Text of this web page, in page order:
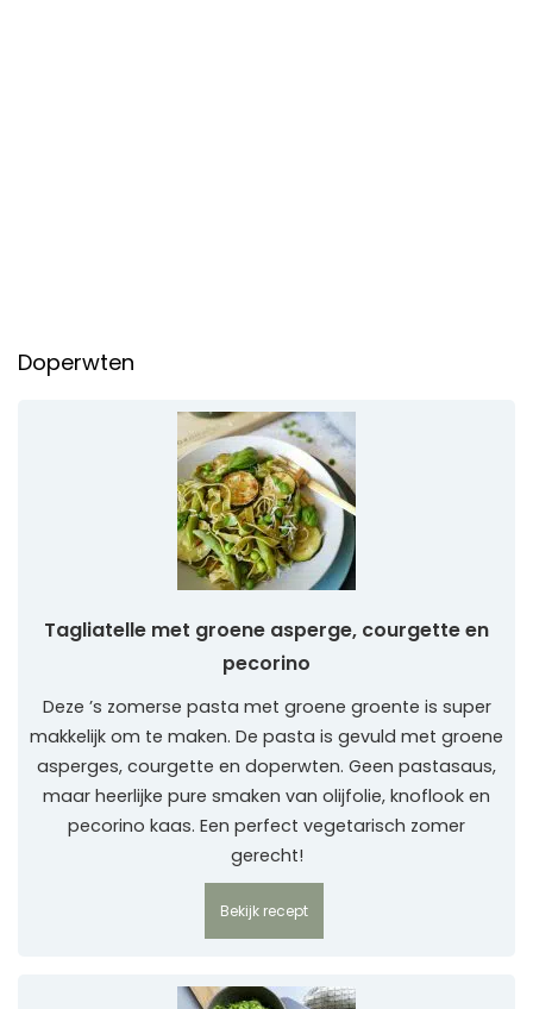
Doperwten
Tagliatelle met groene asperge, courgette en
pecorino
Deze ’s zomerse pasta met groene groente is super
makkelijk om te maken. De pasta is gevuld met groene
asperges, courgette en doperwten. Geen pastasaus,
maar heerlijke pure smaken van olijfolie, knoflook en
pecorino kaas. Een perfect vegetarisch zomer
gerecht!
Bekijk recept